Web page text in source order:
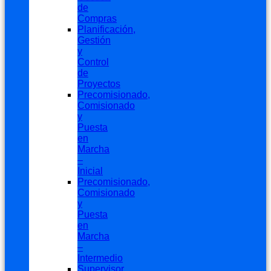
de
Compras
Planificación,
Gestión
y
Control
de
Proyectos
Precomisionado,
Comisionado
y
Puesta
en
Marcha
–
Inicial
Precomisionado,
Comisionado
y
Puesta
en
Marcha
–
Intermedio
Supervisor